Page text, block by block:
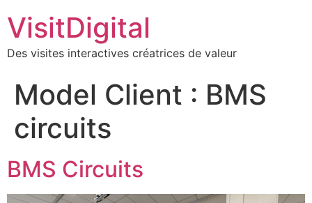
VisitDigital
Des visites interactives créatrices de valeur
Model Client : BMS
circuits
BMS Circuits